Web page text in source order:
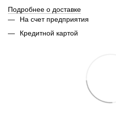
Подробнее о доставке
На счет предприятия
Кредитной картой